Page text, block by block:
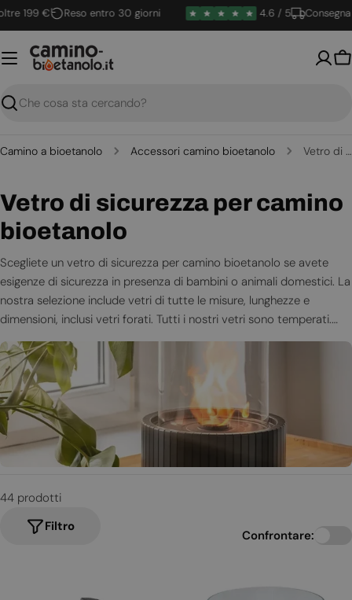
Vai
al
contenuto
199 € Reso entro 30 giorni 4.6 / 5 Consegna
Ricerca
Camino a bioetanolo Accessori camino bioetanolo Vetro di sicurezza per camino bioetanolo
C
o
l
l
e
z
i
o
n
e
Vetro di sicurezza per camino
bioetanolo
Scegliete un vetro di sicurezza per camino bioetanolo se avete
esigenze di sicurezza in presenza di bambini o animali domestici. La
nostra selezione include vetri di tutte le misure, lunghezze e
dimensioni, inclusi vetri forati. Tutti i nostri vetri sono temperati.
Alcuni sono dedicati a modelli specifici.
44 prodotti
Filtro
Confrontare: